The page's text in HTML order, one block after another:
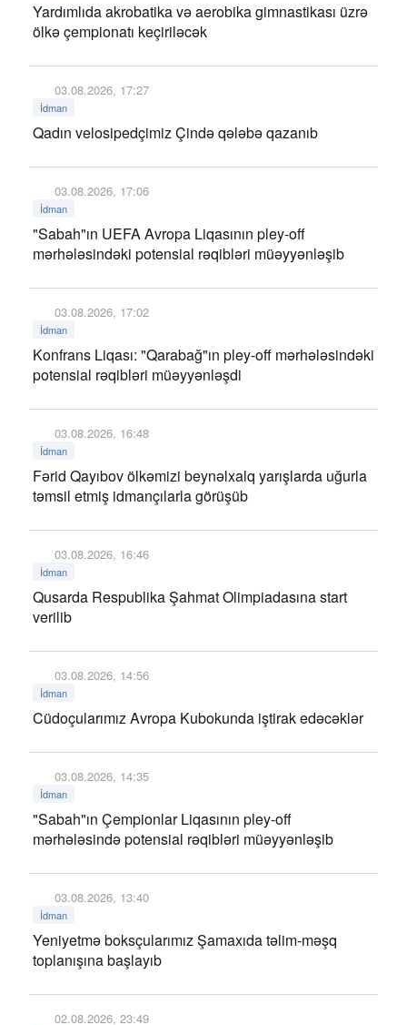
Yardımlıda akrobatika və aerobika gimnastikası üzrə
ölkə çempionatı keçiriləcək
03.08.2026, 17:27
İdman
Qadın velosipedçimiz Çində qələbə qazanıb
03.08.2026, 17:06
İdman
"Sabah"ın UEFA Avropa Liqasının pley-off
mərhələsindəki potensial rəqibləri müəyyənləşib
03.08.2026, 17:02
İdman
Konfrans Liqası: "Qarabağ"ın pley-off mərhələsindəki
potensial rəqibləri müəyyənləşdi
03.08.2026, 16:48
İdman
Fərid Qayıbov ölkəmizi beynəlxalq yarışlarda uğurla
təmsil etmiş idmançılarla görüşüb
03.08.2026, 16:46
İdman
Qusarda Respublika Şahmat Olimpiadasına start
verilib
03.08.2026, 14:56
İdman
Cüdoçularımız Avropa Kubokunda iştirak edəcəklər
03.08.2026, 14:35
İdman
"Sabah"ın Çempionlar Liqasının pley-off
mərhələsində potensial rəqibləri müəyyənləşib
03.08.2026, 13:40
İdman
Yeniyetmə boksçularımız Şamaxıda təlim-məşq
toplanışına başlayıb
02.08.2026, 23:49